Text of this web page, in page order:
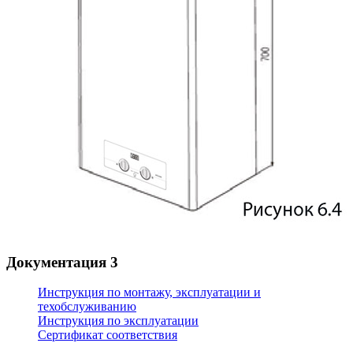
Документация 3
Инструкция по монтажу, эксплуатации и
техобслуживанию
Инструкция по эксплуатации
Сертификат соответствия